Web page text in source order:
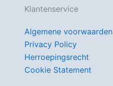
Klantenservice
Algemene voorwaarden
Privacy Policy
Herroepingsrecht
Cookie Statement